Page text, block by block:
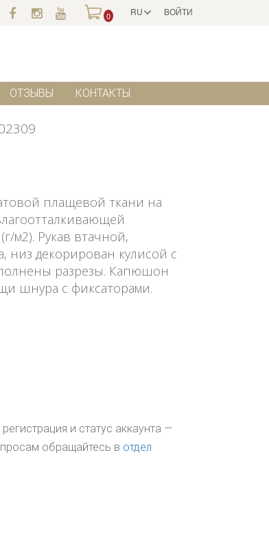
ВОЙТИ
RU
0
ОТЗЫВЫ КОНТАКТЫ
плащевой ткани на
м2). Рукав втачной,
низ декорирован кулисой с
разрезы. Капюшон
шнура с фиксаторами.
и статус аккаунта —
обращайтесь в отдел